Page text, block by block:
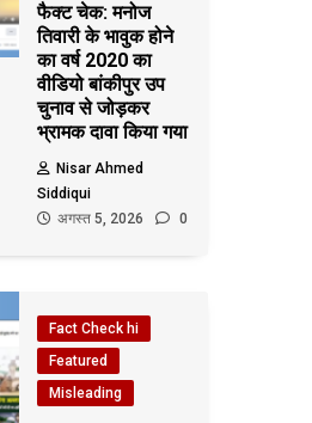
फैक्ट चेक: मनोज
तिवारी के भावुक होने
का वर्ष 2020 का
वीडियो बांकीपुर उप
चुनाव से जोड़कर
भ्रामक दावा किया गया
Nisar Ahmed
Siddiqui
अगस्त 5, 2026
0
Fact Check hi
Featured
Misleading